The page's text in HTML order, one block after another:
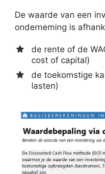
De waarde van een
onderneming is
de rente of de
cost of capital)
de toekomstige
lasten)